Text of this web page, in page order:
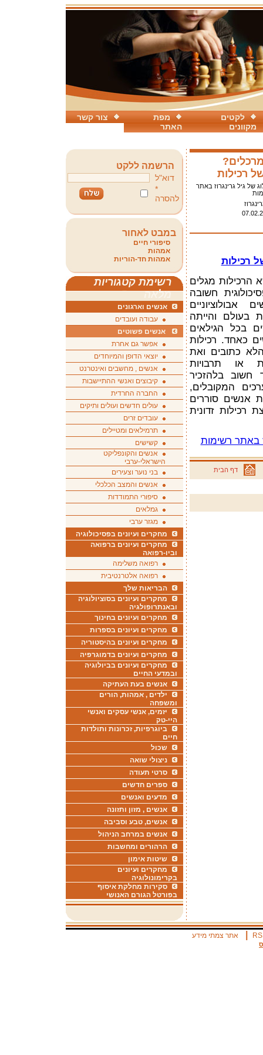
צור קשר
מפת
האתר
לקטים
מקוונים
רכילות
של גיל גרינגרוז באתר
רכילות
הרכילות מגלים
חשובה
בעולם והייתה
בכל הגילאים
כאחד. רכילות
כתובים ואת
או תרבויות
חשוב בלהזכיר
המקובלים,
אנשים סוררים
רכילות זדונית
באתר רשימות
דף הבית
הרשמה ללקט
דוא"ל
*
להסרה
במבט לאחור
סיפורי חיים
אמהות
אמהות חד-הוריות
רשימת קטגוריות
מלאה
אנשים וארגונים
עבודה ועובדים
אנשים פשוטים
אפשר גם אחרת
יוצאי הדופן והמיוחדים
אנשים , מחשבים ואינטרנט
קיבוצים ואנשי ההתיישבות
החברה החרדית
עולים חדשים ועולים ותיקים
עובדים זרים
תרמילאים ומטיילים
קשישים
אנשים והקונפליקט
הישראלי-ערבי
בני נוער וצעירים
אנשים והמצב הכלכלי
סיפורי התמודדות
גמלאים
מגזר ערבי
מחקרים ועיונים בפסיכולוגיה
מחקרים ועיונים ברפואה
וביו-רפואה
רפואה משלימה
רפואה אלטרנטיבית
הבריאות שלך
מחקרים ועיונים בסוציולוגיה
ובאנתרופולגיה
מחקרים ועיונים בחינוך
מחקרים ועיונים בספרות
מחקרים ועיונים בהיסטוריה
מחקרים ועיונים בדמוגרפיה
מחקרים ועיונים בביולוגיה
ובמדעי החיים
אנשים בעת העתיקה
ילדים , אמהות, הורים
ומשפחה
יזמים, אנשי עסקים ואנשי
היי-טק
ביוגרפיות, זכרונות ותולדות
חיים
שכול
ניצולי שואה
סרטי תעודה
ספרים חדשים
מדעים ואנשים
אנשים , מזון ותזונה
אנשים, טבע וסביבה
אנשים במרחב הניהול
הרהורים ומחשבות
שיטות אימון
מחקרים ועיונים
בקרימונולוגיה
סקירות מחלקת איסוף
בפורטל הגורם האנושי
אתר צמתי מידע